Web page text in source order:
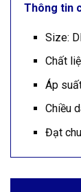
Thông tin
Size:
Chất
Áp
Chiều
Đạt